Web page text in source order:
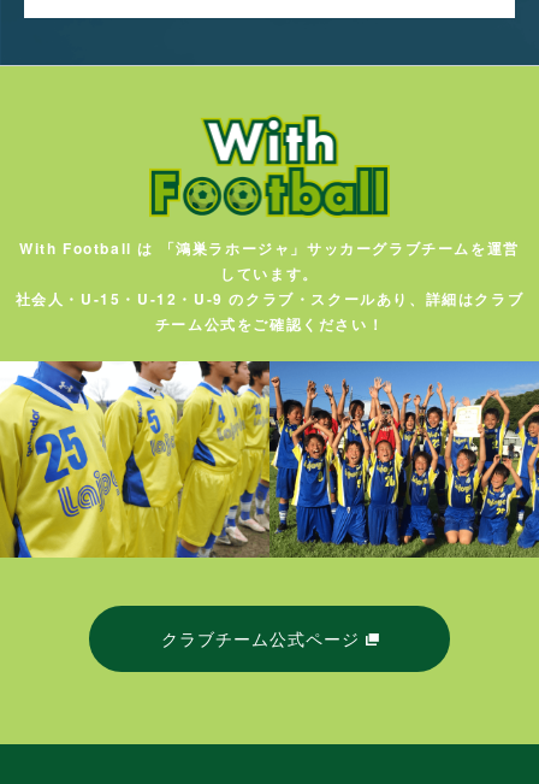
With Football は 「鴻巣ラホージャ」サッカーグラブチームを運営
しています。
社会人・U-15・U-12・U-9 のクラブ・スクールあり、詳細はクラブ
チーム公式をご確認ください！
クラブチーム公式ページ